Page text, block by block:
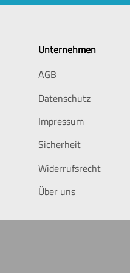
Unternehmen
AGB
Datenschutz
Impressum
Sicherheit
Widerrufsrecht
Über uns